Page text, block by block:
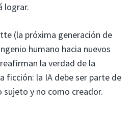
lograr.
(la próxima generación de
humano hacia nuevos
la verdad de la
ficción: la IA debe ser parte de
sujeto y no como creador.